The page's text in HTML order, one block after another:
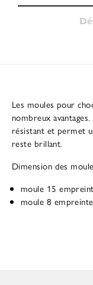
Les moules pour
nombreux
résistant et permet
reste brillant.
Dimension des
moule 15
moule 8